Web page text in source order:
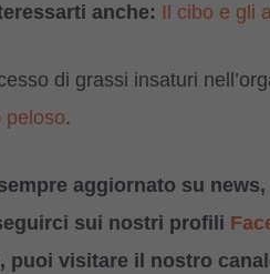
anche: Il cibo e gli
di grassi insaturi
peloso.
aggiornato su
sui nostri profili
puoi visitare il nostro